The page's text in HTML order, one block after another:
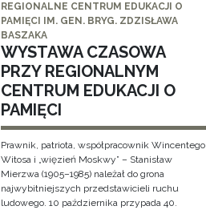
REGIONALNE CENTRUM EDUKACJI O
PAMIĘCI IM. GEN. BRYG. ZDZISŁAWA
BASZAKA
WYSTAWA CZASOWA
PRZY REGIONALNYM
CENTRUM EDUKACJI O
PAMIĘCI
Prawnik, patriota, współpracownik Wincentego
Witosa i „więzień Moskwy” – Stanisław
Mierzwa (1905–1985) należał do grona
najwybitniejszych przedstawicieli ruchu
ludowego. 10 października przypada 40.